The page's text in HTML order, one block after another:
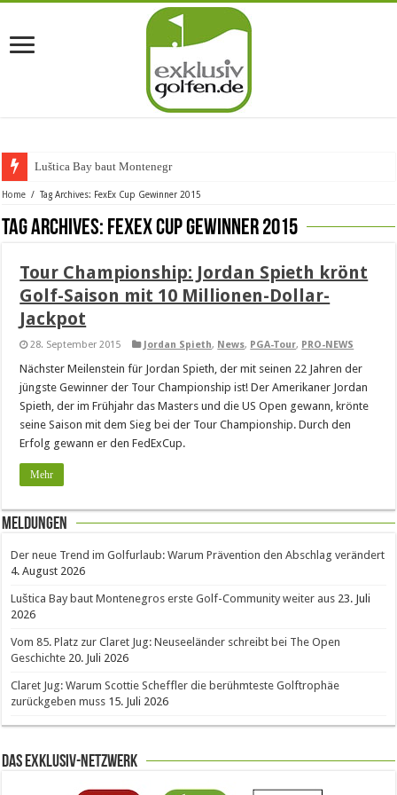
Luštica Bay baut Montenegros
Home / Tag Archives: FexEx Cup Gewinner 2015
Tag Archives: FexEx Cup Gewinner 2015
Tour Championship: Jordan Spieth krönt
Golf-Saison mit 10 Millionen-Dollar-
Jackpot
28. September 2015 Jordan Spieth, News, PGA-Tour, PRO-NEWS
Nächster Meilenstein für Jordan Spieth, der mit seinen 22 Jahren der
jüngste Gewinner der Tour Championship ist! Der Amerikaner Jordan
Spieth, der im Frühjahr das Masters und die US Open gewann, krönte
seine Saison mit dem Sieg bei der Tour Championship. Durch den
Erfolg gewann er den FedExCup.
Mehr
Meldungen
Der neue Trend im Golfurlaub: Warum Prävention den Abschlag verändert
4. August 2026
Luštica Bay baut Montenegros erste Golf-Community weiter aus 23. Juli
2026
Vom 85. Platz zur Claret Jug: Neuseeländer schreibt bei The Open
Geschichte 20. Juli 2026
Claret Jug: Warum Scottie Scheffler die berühmteste Golftrophäe
zurückgeben muss 15. Juli 2026
Das Exklusiv-Netzwerk